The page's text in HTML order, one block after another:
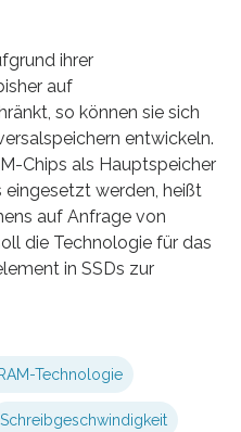
ihrer
auf
so können sie sich
entwickeln.
Chips als Hauptspeicher
werden, heißt
auf Anfrage von
die Technologie für das
in SSDs zur
Technologie
Schreibgeschwindigkeit